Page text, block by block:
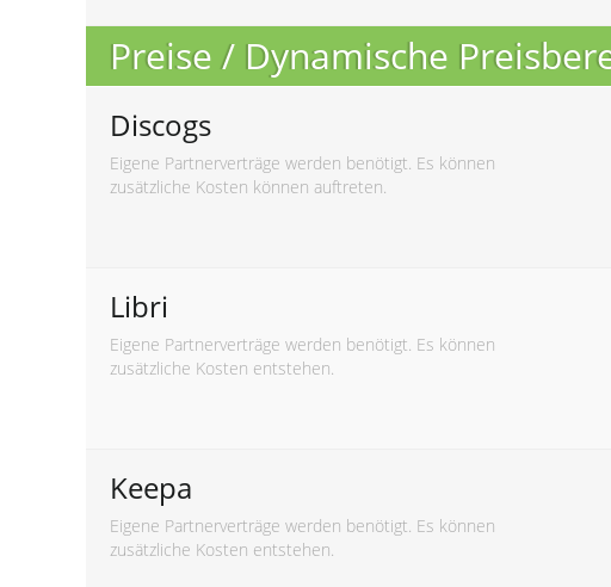
Preise / Dynamische
Discogs
Eigene Partnerverträge werden benötigt. Es können
zusätzliche Kosten können auftreten.
Libri
Eigene Partnerverträge werden benötigt. Es können
zusätzliche Kosten entstehen.
Keepa
Eigene Partnerverträge werden benötigt. Es können
zusätzliche Kosten entstehen.